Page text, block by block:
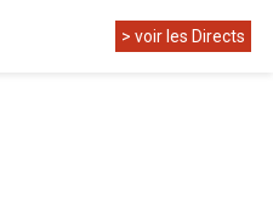
> voir les Directs